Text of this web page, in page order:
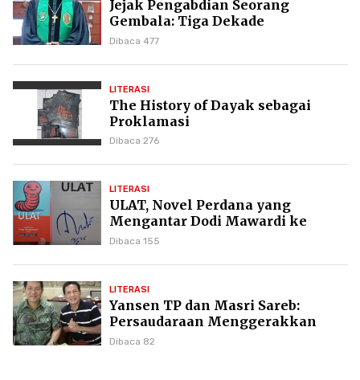
Jejak Pengabdian Seorang
Gembala: Tiga Dekade
Kepemimpinan Pdt. Dr. Yulius
Dibaca 477
LITERASI
The History of Dayak sebagai
Proklamasi
Dibaca 276
LITERASI
ULAT, Novel Perdana yang
Mengantar Dodi Mawardi ke
Puncak Karier Kepenulisan
Dibaca 155
LITERASI
Yansen TP dan Masri Sareb:
Persaudaraan Menggerakkan
Literasi Borneo
Dibaca 82